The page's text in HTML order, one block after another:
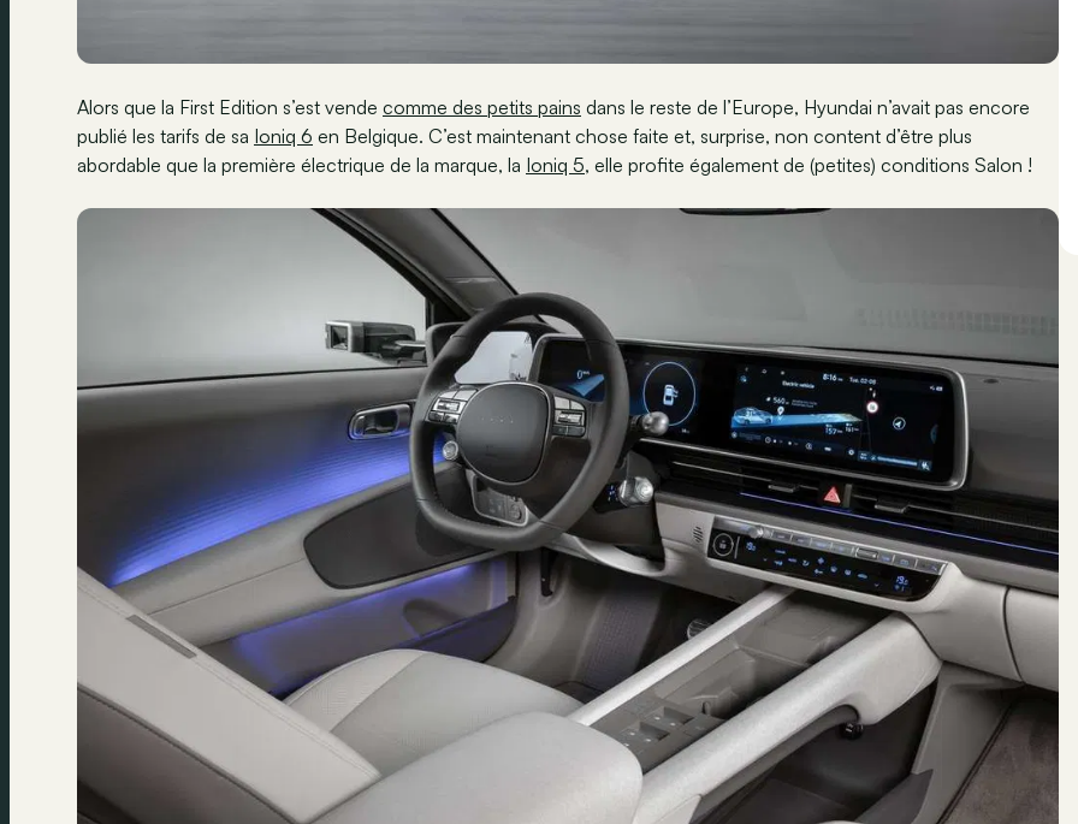
Alors que la First Edition s’est vende comme des petits pains dans le reste de l’Europe, Hyundai n’avait pas encore
publié les tarifs de sa Ioniq 6 en Belgique. C’est maintenant chose faite et, surprise, non content d’être plus
abordable que la première électrique de la marque, la Ioniq 5, elle profite également de (petites) conditions Salon !